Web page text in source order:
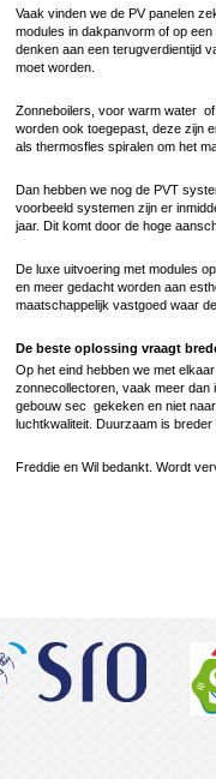
Vaak vinden we de PV panelen
modules in dakpanvorm of op
denken aan een terugverdientijd
moet worden.
Zonneboilers, voor warm water
worden ook toegepast, deze zijn
als thermosfles spiralen om het
Dan hebben we nog de PVT
voorbeeld systemen zijn er
jaar. Dit komt door de hoge
De luxe uitvoering met modules
en meer gedacht worden aan
maatschappelijk vastgoed waar
De beste oplossing vraagt
Op het eind hebben we met
zonnecollectoren, vaak meer dan
gebouw sec gekeken en niet
luchtkwaliteit. Duurzaam is
Freddie en Wil bedankt. Wordt
Verduurzamen
met